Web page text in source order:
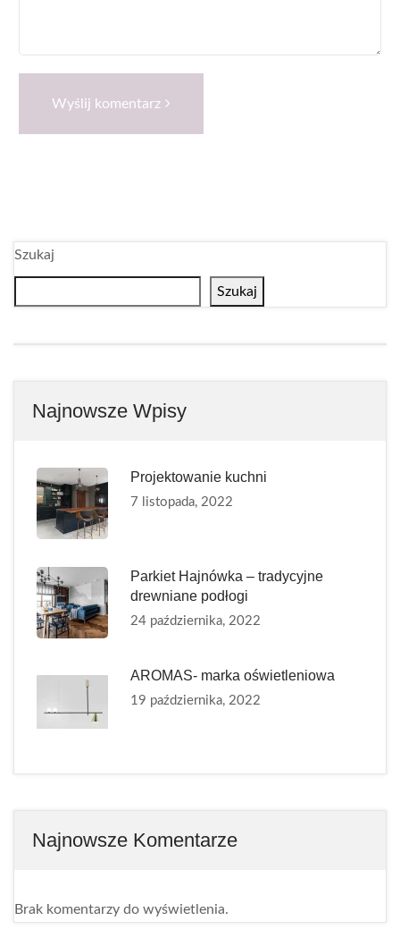
Wyślij komentarz
Szukaj
Szukaj
Najnowsze Wpisy
Projektowanie kuchni
7 listopada, 2022
Parkiet Hajnówka – tradycyjne
drewniane podłogi
24 października, 2022
AROMAS- marka oświetleniowa
19 października, 2022
Najnowsze Komentarze
Brak komentarzy do wyświetlenia.